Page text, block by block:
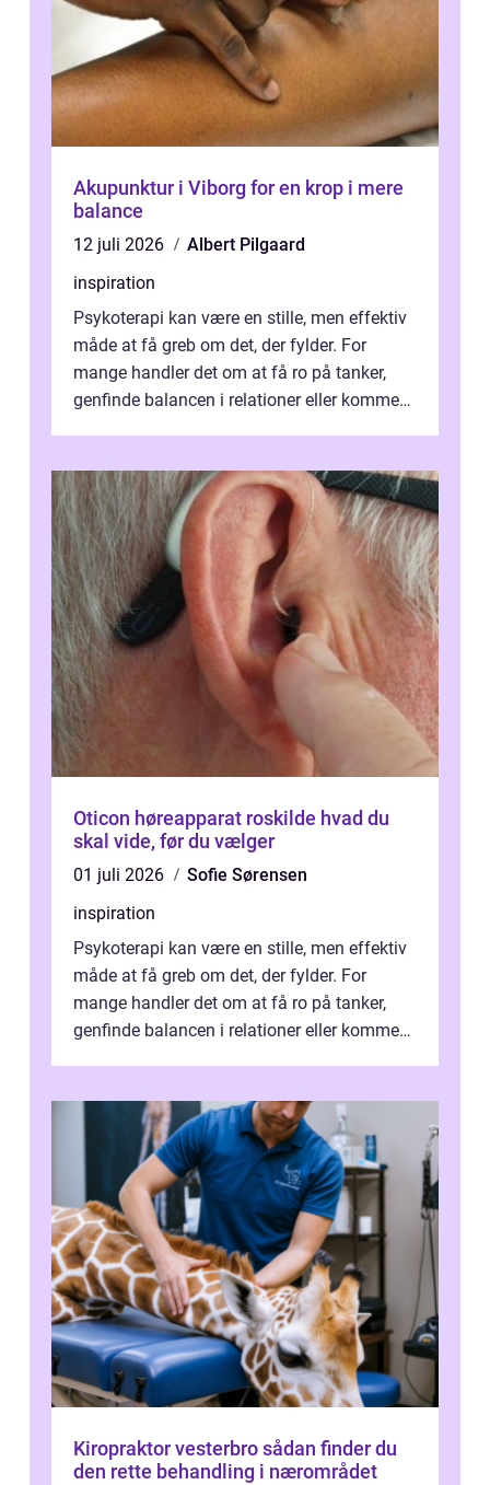
Akupunktur i Viborg for en krop i mere
balance
12 juli 2026
Albert Pilgaard
inspiration
Psykoterapi kan være en stille, men effektiv
måde at få greb om det, der fylder. For
mange handler det om at få ro på tanker,
genfinde balancen i relationer eller komme
Oticon høreapparat roskilde hvad du
skal vide, før du vælger
01 juli 2026
Sofie Sørensen
inspiration
Psykoterapi kan være en stille, men effektiv
måde at få greb om det, der fylder. For
mange handler det om at få ro på tanker,
genfinde balancen i relationer eller komme
Kiropraktor vesterbro sådan finder du
den rette behandling i nærområdet